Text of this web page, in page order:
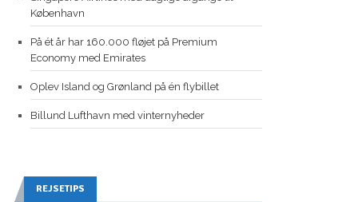
København
På ét år har 160.000 fløjet på Premium
Economy med Emirates
Oplev Island og Grønland på én flybillet
Billund Lufthavn med vinternyheder
REJSETIPS